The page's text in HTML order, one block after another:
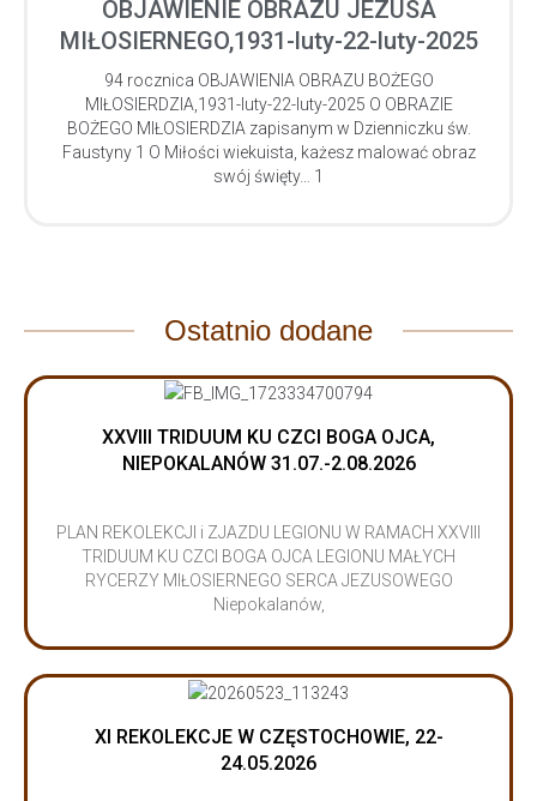
OBJAWIENIE OBRAZU JEZUSA
MIŁOSIERNEGO,1931-luty-22-luty-2025
94 rocznica OBJAWIENIA OBRAZU BOŻEGO
MIŁOSIERDZIA,1931-luty-22-luty-2025 O OBRAZIE
BOŻEGO MIŁOSIERDZIA zapisanym w Dzienniczku św.
Faustyny 1 O Miłości wiekuista, każesz malować obraz
swój święty… 1
Ostatnio dodane
XXVIII TRIDUUM KU CZCI BOGA OJCA,
NIEPOKALANÓW 31.07.-2.08.2026
PLAN REKOLEKCJI i ZJAZDU LEGIONU W RAMACH XXVIII
TRIDUUM KU CZCI BOGA OJCA LEGIONU MAŁYCH
RYCERZY MIŁOSIERNEGO SERCA JEZUSOWEGO
Niepokalanów,
XI REKOLEKCJE W CZĘSTOCHOWIE, 22-
24.05.2026